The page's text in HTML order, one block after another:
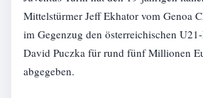
Mittelstürmer Jeff Ekhator vom Genoa
im Gegenzug den österreichischen
David Puczka für rund fünf Millionen
abgegeben.